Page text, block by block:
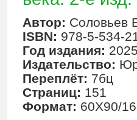
Автор: Соловьев
ISBN: 978-5-534-
Год издания:
Издательство:
Переплёт: 7бц
Страниц: 151
Формат: 60X90/16